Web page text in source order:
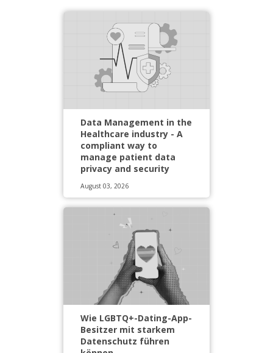
Data Management in the
Healthcare industry - A
compliant way to
manage patient data
privacy and security
August 03, 2026
Wie LGBTQ+-Dating-App-
Besitzer mit starkem
Datenschutz führen